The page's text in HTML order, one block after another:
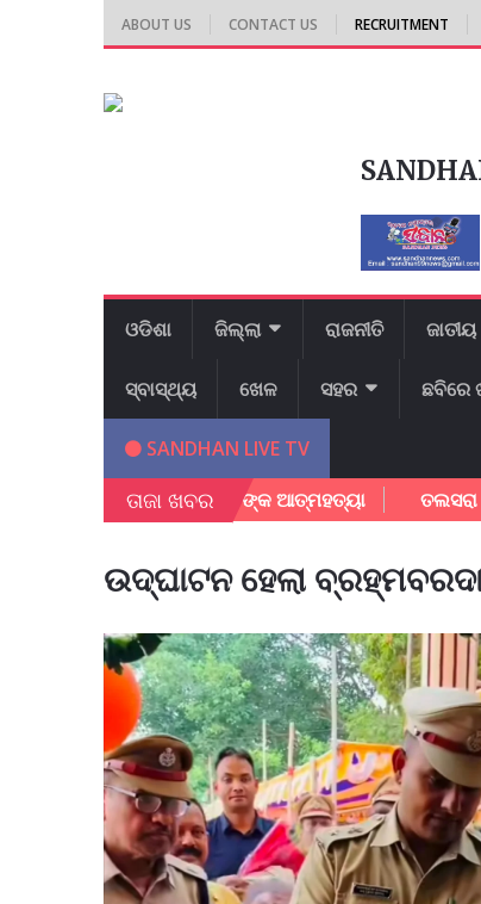
ABOUT US CONTACT US RECRUITMENT
ଓଡିଶା ଜିଲ୍ଲା ରାଜନୀତି ଜାତୀୟ
ସ୍ବାସ୍ଥ୍ୟ ଖେଳ ସହର ଛବିରେ
SANDHAN LIVE TV
ତାଜା ଖବର
ନୀବାସରେ ଛାତ୍ରୀ ଙ୍କ ଆତ୍ମହତ୍ୟା ତଲସରା ଥାନା
ଉଦ୍ଘାଟନ ହେଲା